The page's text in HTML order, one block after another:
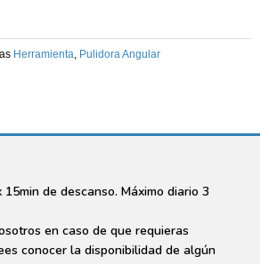
Herramienta, Pulidora Angular
de descanso. Máximo diario 3
en caso de que requieras
conocer la disponibilidad de algún